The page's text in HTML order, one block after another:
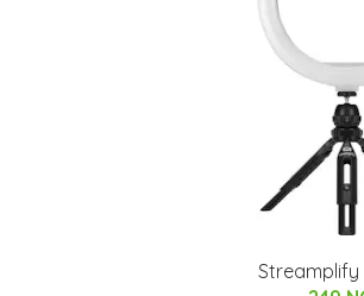
Streamplify